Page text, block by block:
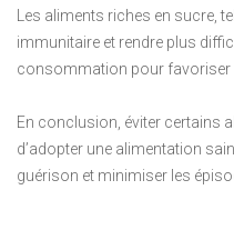
Les aliments riches en sucre,
immunitaire et rendre plus
consommation pour favoriser
En conclusion, éviter certains
d’adopter une alimentation
guérison et minimiser les